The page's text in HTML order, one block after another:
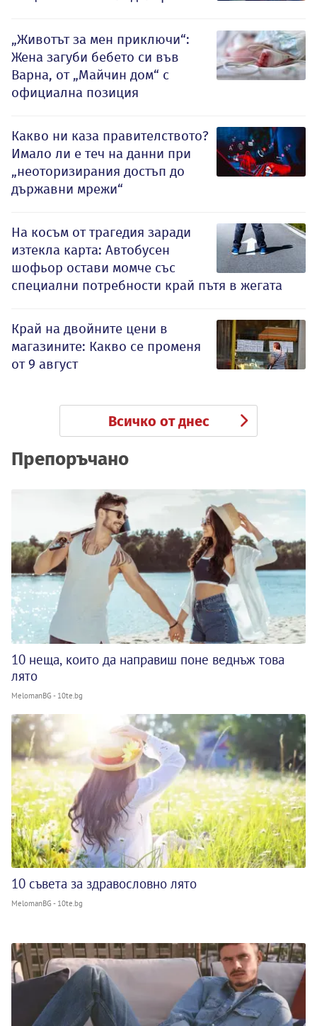
„Животът за мен приключи“:
Жена загуби бебето си във
Варна, от „Майчин дом“ с
официална позиция
Какво ни каза правителството?
Имало ли е теч на данни при
„неоторизирания достъп до
държавни мрежи“
На косъм от трагедия заради
изтекла карта: Автобусен
шофьор остави момче със
специални потребности край пътя в жегата
Край на двойните цени в
магазините: Какво се променя
от 9 август
Всичко от днес
Препоръчано
10 неща, които да направиш поне веднъж това
лято
MelomanBG - 10te.bg
10 съвета за здравословно лято
MelomanBG - 10te.bg